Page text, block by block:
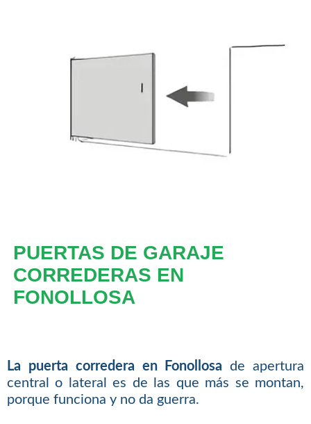
PUERTAS DE GARAJE
CORREDERAS EN
FONOLLOSA
La puerta corredera en Fonollosa de apertura
central o lateral es de las que más se montan,
porque funciona y no da guerra.